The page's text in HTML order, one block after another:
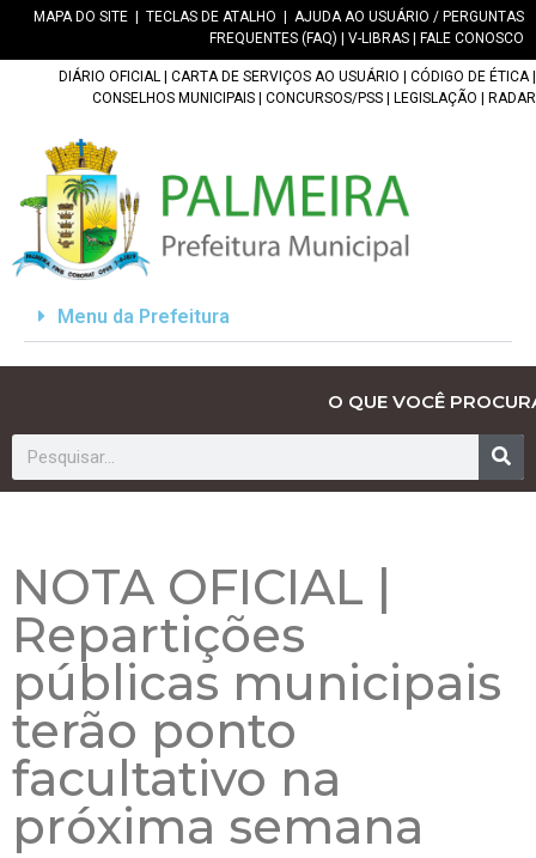
MAPA DO SITE TECLAS DE ATALHO
AJUDA AO USUÁRIO / PERGUNTAS
FREQUENTES (FAQ)
V-LIBRAS FALE CONOSCO
DIÁRIO OFICIAL CARTA DE SERVIÇOS AO USUÁRIO CÓDIGO DE ÉTICA|
CONSELHOS MUNICIPAIS
CONCURSOS/PSS LEGISLAÇÃO RADAR
Menu da Prefeitura
O QUE VOCÊ
NOTA OFICIAL |
Repartições
públicas municipais
terão ponto
facultativo na
próxima semana